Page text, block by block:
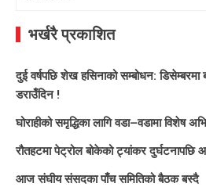
भर्खरै प्रकाशित
दुई वर्षपछि शेख हसिनाको सम्बोधन:
डराउँदिन !
घोराहीको समृद्धिका लागि वडा–वडामा विशेष
रौतहटमा पेट्रोल बोकेको ट्यांकर दुर्घटनापछि
आज संघीय संसदका पाँच समितिको बैठक बस्दै